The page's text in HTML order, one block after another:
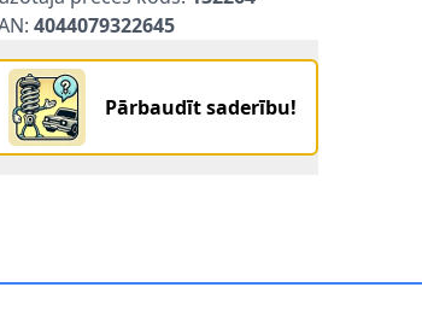
2 132264 3
HITACHI 132264 4
4044079322645
Pārbaudīt saderību!